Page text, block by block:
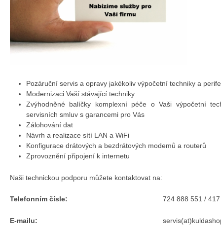
Pozáruční servis a opravy jakékoliv výpočetní techniky a
Modernizaci Vaší stávající techniky
Zvýhodněné balíčky komplexní péče o Vaši výpočetní
servisních smluv s garancemi pro Vás
Zálohování dat
Návrh a realizace sítí LAN a WiFi
Konfigurace drátových a bezdrátových modemů a routerů
Zprovoznění připojení k internetu
Naši technickou podporu můžete kontaktovat na:
Telefonním čísle:
E-mailu:
724 888 551 /